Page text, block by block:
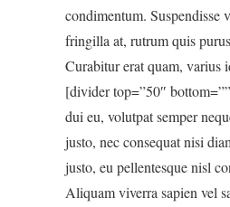
condimentum. Suspendisse
fringilla at, rutrum quis
Curabitur erat quam, varius
[divider top=”50″
dui eu, volutpat semper
justo, nec consequat nisi
justo, eu pellentesque nisl
Aliquam viverra sapien vel